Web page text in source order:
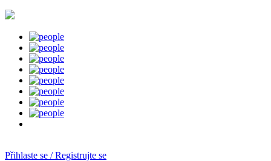
Přihlaste se / Registrujte se